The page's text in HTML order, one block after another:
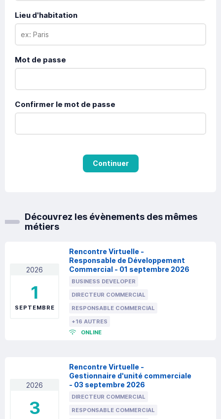
Lieu d'habitation
Mot de passe
Confirmer le mot de passe
Continuer
Découvrez les évènements des mêmes
métiers
2026
1
SEPTEMBRE
Rencontre Virtuelle -
Responsable de Développement
Commercial - 01 septembre 2026
BUSINESS DEVELOPER
DIRECTEUR COMMERCIAL
RESPONSABLE COMMERCIAL
+16 AUTRES
ONLINE
2026
3
Rencontre Virtuelle -
Gestionnaire d'unité commerciale
- 03 septembre 2026
DIRECTEUR COMMERCIAL
RESPONSABLE COMMERCIAL